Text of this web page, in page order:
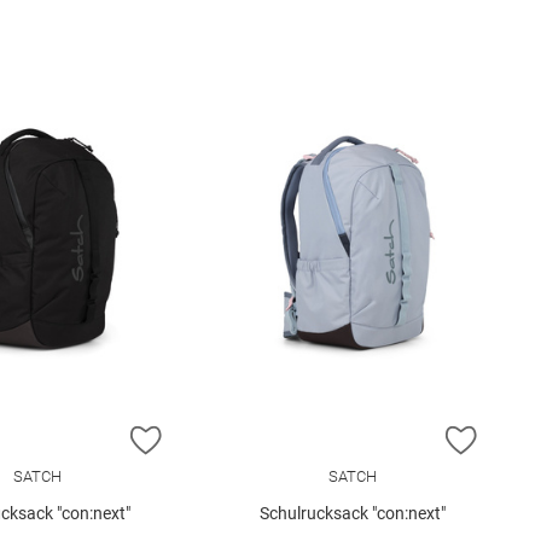
HINZUFÜGEN
SATCH
"con:next"
ZUR
SATCH
Schulrucksack "con:next"